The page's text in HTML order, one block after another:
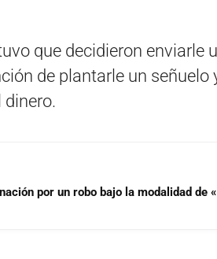
que decidieron enviarle
de plantarle un señuelo
dinero.
por un robo bajo la modalidad de